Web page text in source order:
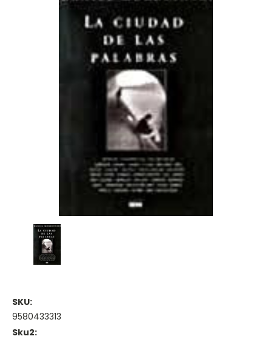
SKU:
9580433313
Sku2: